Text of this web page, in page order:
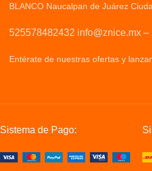
BLANCO Naucalpan de Juárez
525578482432 info@znice.mx
Entérate de nuestras ofertas y
Sistema de Pago: